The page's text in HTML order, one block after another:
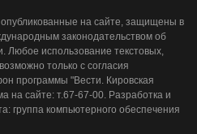
на сайте, защищены в
законодательством об
Любое использование текстовых,
только с согласия
программы "Вести. Кировская
на сайте: т.67-67-00. Разработка и
группа компьютерного обеспечения